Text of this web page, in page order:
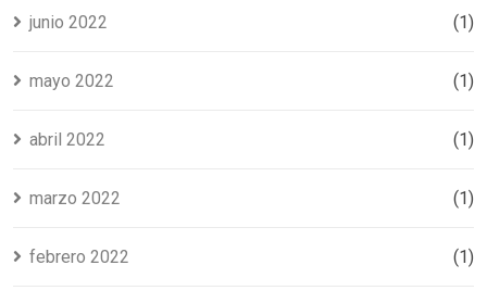
junio 2022 (1)
mayo 2022 (1)
abril 2022 (1)
marzo 2022 (1)
febrero 2022 (1)